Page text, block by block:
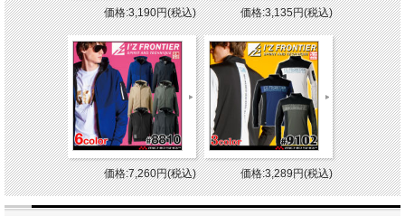
価格:3,190円(税込) 価格:3,135円(税込)
価格:7,260円(税込) 価格:3,289円(税込)